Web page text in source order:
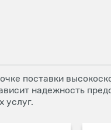
поставки
надежность
услуг.